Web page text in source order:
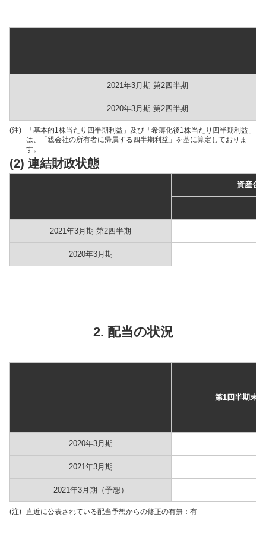
2021年3月期 第2四半期
2020年3月期 第2四半期
(注)
「基本的1株当たり四半期利益」及び「希薄化後1株当たり四半期利益」
は、「親会社の所有者に帰属する四半期利益」を基に算定しておりま
す。
(2) 連結財政状態
資産合
2021年3月期 第2四半期
2020年3月期
2. 配当の状況
第1四半期末
2020年3月期
2021年3月期
2021年3月期（予想）
(注) 直近に公表されている配当予想からの修正の有無：有